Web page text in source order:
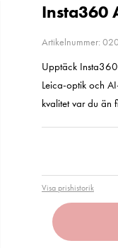
Insta360
Artikelnummer:
Upptäck
Leica-optik och
kvalitet var du än
Visa prishistorik